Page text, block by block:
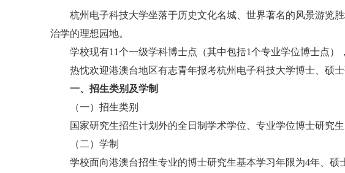
杭州电子科技大学坐落于历史文化名城、世界著名的风景游览
治学的理想园地。
学校现有11个一级学科博士点（其中包括1个专业学位博士点）
热忱欢迎港澳台地区有志青年报考杭州电子科技大学博士、硕士
一、招生类别及学制
（一）招生类别
国家研究生招生计划外的全日制 学术学位、专业学位博士研究
（二）学制
学校面向港澳台招生专业的博士研究生基本学习年限为4年、硕